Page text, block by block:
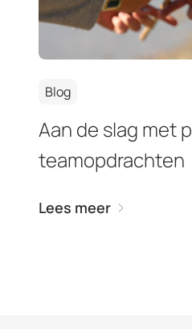
Blog
Aan de slag met
teamopdrachten
Lees meer